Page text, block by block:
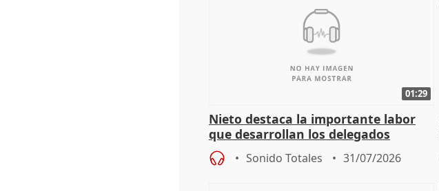
01:29
Nieto destaca la importante labor
que desarrollan los delegados
territoriales de la Junta
Sonido Totales 31/07/2026